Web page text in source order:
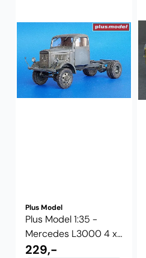
Plus Model
Plus Model 1:35 -
Mercedes L3000 4 x
4 chassis ...
229,-